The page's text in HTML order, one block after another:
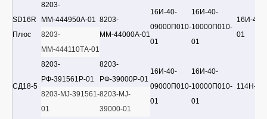
SD16R
Плюс
8203-
ММ-444950А-01 8203-
ММ-44000А-01
16И-40-
09000П010-
01
16И-40-
10000П010-
01
16И-40-
01
8203-
ММ-444110ТА-01
СД18-5
8203-
РФ-391561Р-01
8203-
РФ-39000Р-01
16И-40-
09000П010-
01
16И-40-
10000П010-
01
114Н-
8203-MJ-391561-
01
8203-MJ-
39000-01